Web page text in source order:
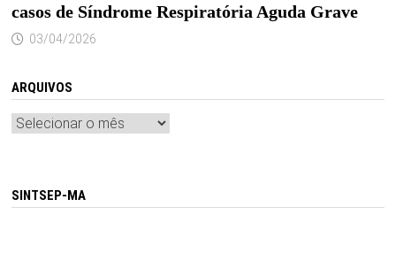
casos de Síndrome Respiratória Aguda Grave
03/04/2026
ARQUIVOS
Arquivos
SINTSEP-MA